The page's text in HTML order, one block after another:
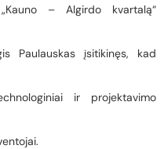
– Algirdo kvartalą“
Paulauskas įsitikinęs, kad
ir projektavimo